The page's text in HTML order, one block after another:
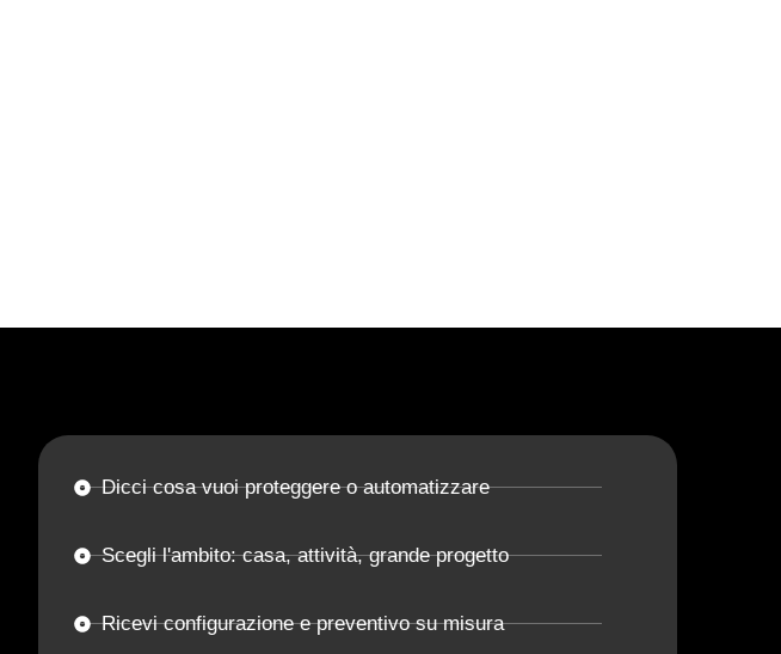
Dicci cosa vuoi proteggere o automatizzare
Scegli l'ambito: casa, attività, grande progetto
Ricevi configurazione e preventivo su misura